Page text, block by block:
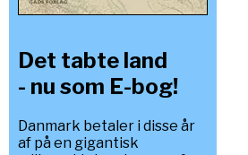
Det tabte land
- nu som E-bog!
Danmark betaler i disse år
af på en gigantisk